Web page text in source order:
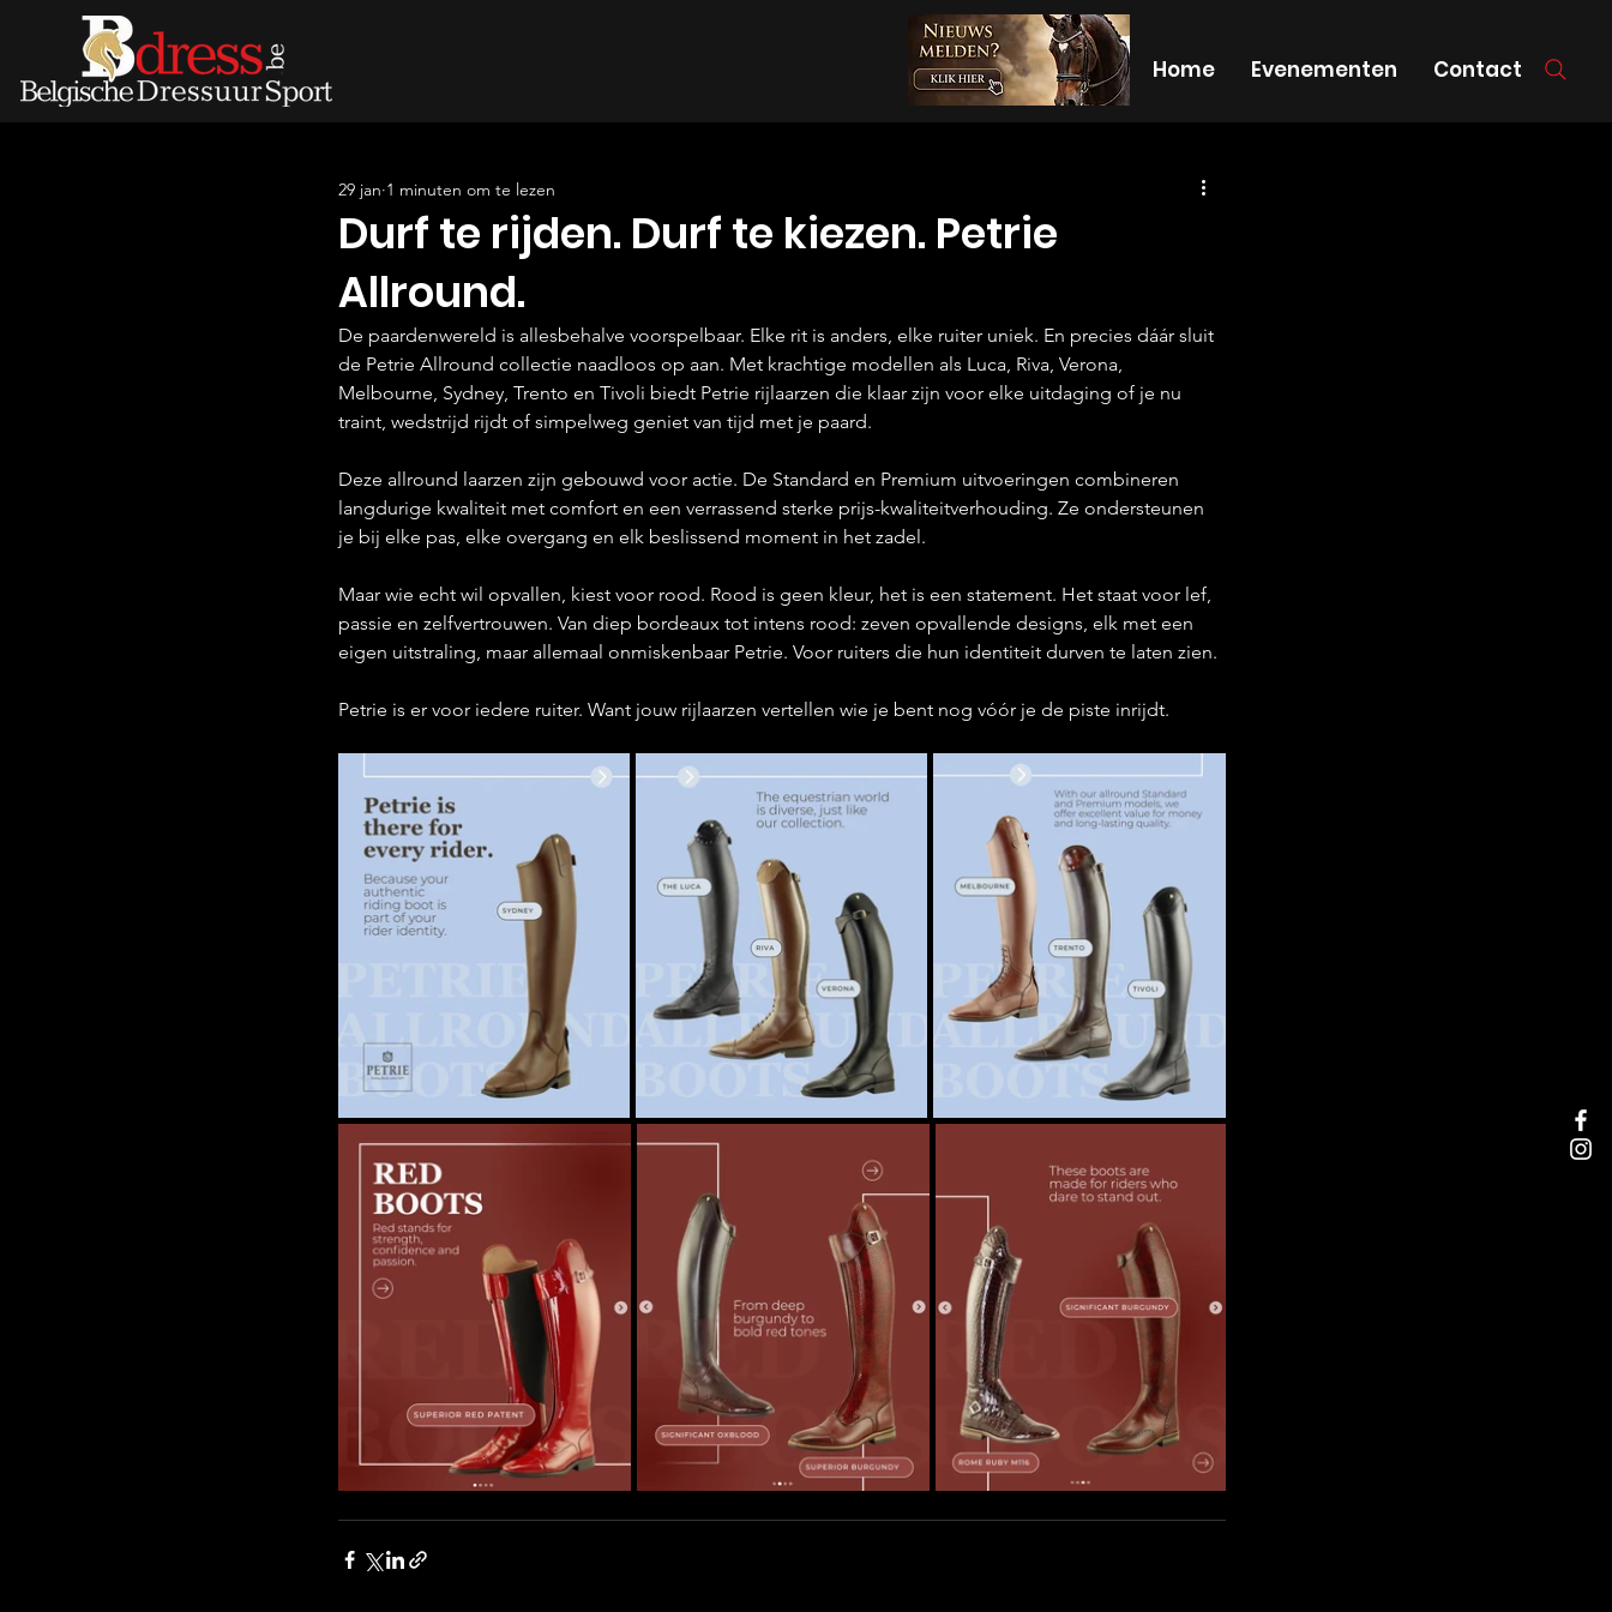
Home Evenementen Contact
Durf te rijden. Durf te kiezen. Petrie
Allround.
29 jan 1 minuten om te lezen
De paardenwereld is allesbehalve voorspelbaar. Elke rit is anders, elke ruiter uniek. En precies dáár sluit
de Petrie Allround collectie naadloos op aan. Met krachtige modellen als Luca, Riva, Verona,
Melbourne, Sydney, Trento en Tivoli biedt Petrie rijlaarzen die klaar zijn voor elke uitdaging of je nu
traint, wedstrijd rijdt of simpelweg geniet van tijd met je paard.
Deze allround laarzen zijn gebouwd voor actie. De Standard en Premium uitvoeringen combineren
langdurige kwaliteit met comfort en een verrassend sterke prijs-kwaliteitverhouding. Ze ondersteunen
je bij elke pas, elke overgang en elk beslissend moment in het zadel.
Maar wie echt wil opvallen, kiest voor rood. Rood is geen kleur, het is een statement. Het staat voor lef,
passie en zelfvertrouwen. Van diep bordeaux tot intens rood: zeven opvallende designs, elk met een
eigen uitstraling, maar allemaal onmiskenbaar Petrie. Voor ruiters die hun identiteit durven te laten zien.
Petrie is er voor iedere ruiter. Want jouw rijlaarzen vertellen wie je bent nog vóór je de piste inrijdt.